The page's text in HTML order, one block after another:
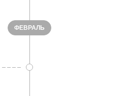
ФЕВРАЛЬ